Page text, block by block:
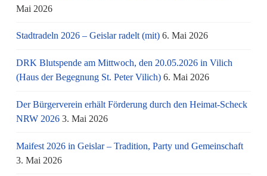
Mai 2026
Stadtradeln 2026 – Geislar radelt (mit) 6. Mai 2026
DRK Blutspende am Mittwoch, den 20.05.2026 in Vilich
(Haus der Begegnung St. Peter Vilich) 6. Mai 2026
Der Bürgerverein erhält Förderung durch den Heimat-Scheck
NRW 2026 3. Mai 2026
Maifest 2026 in Geislar – Tradition, Party und Gemeinschaft
3. Mai 2026